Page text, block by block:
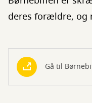
deres forældre, og
Gå til